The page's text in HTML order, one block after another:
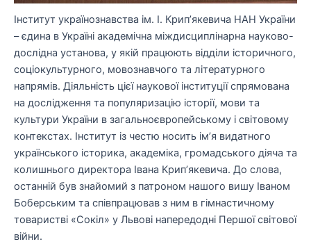
Інститут українознавства ім. І. Крип’якевича НАН України
– єдина в Україні академічна міждисциплінарна науково-
дослідна установа, у якій працюють відділи історичного,
соціокультурного, мовознавчого та літературного
напрямів. Діяльність цієї наукової інституції спрямована
на дослідження та популяризацію історії, мови та
культури України в загальноєвропейському і світовому
контекстах. Інститут із честю носить ім’я видатного
українського історика, академіка, громадського діяча та
колишнього директора Івана Крип’якевича. До слова,
останній був знайомий з патроном нашого вишу Іваном
Боберським та співпрацював з ним в гімнастичному
товаристві «Сокіл» у Львові напередодні Першої світової
війни.